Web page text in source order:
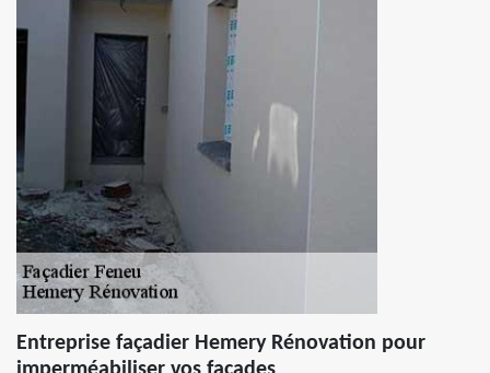
Entreprise façadier Hemery Rénovation pour